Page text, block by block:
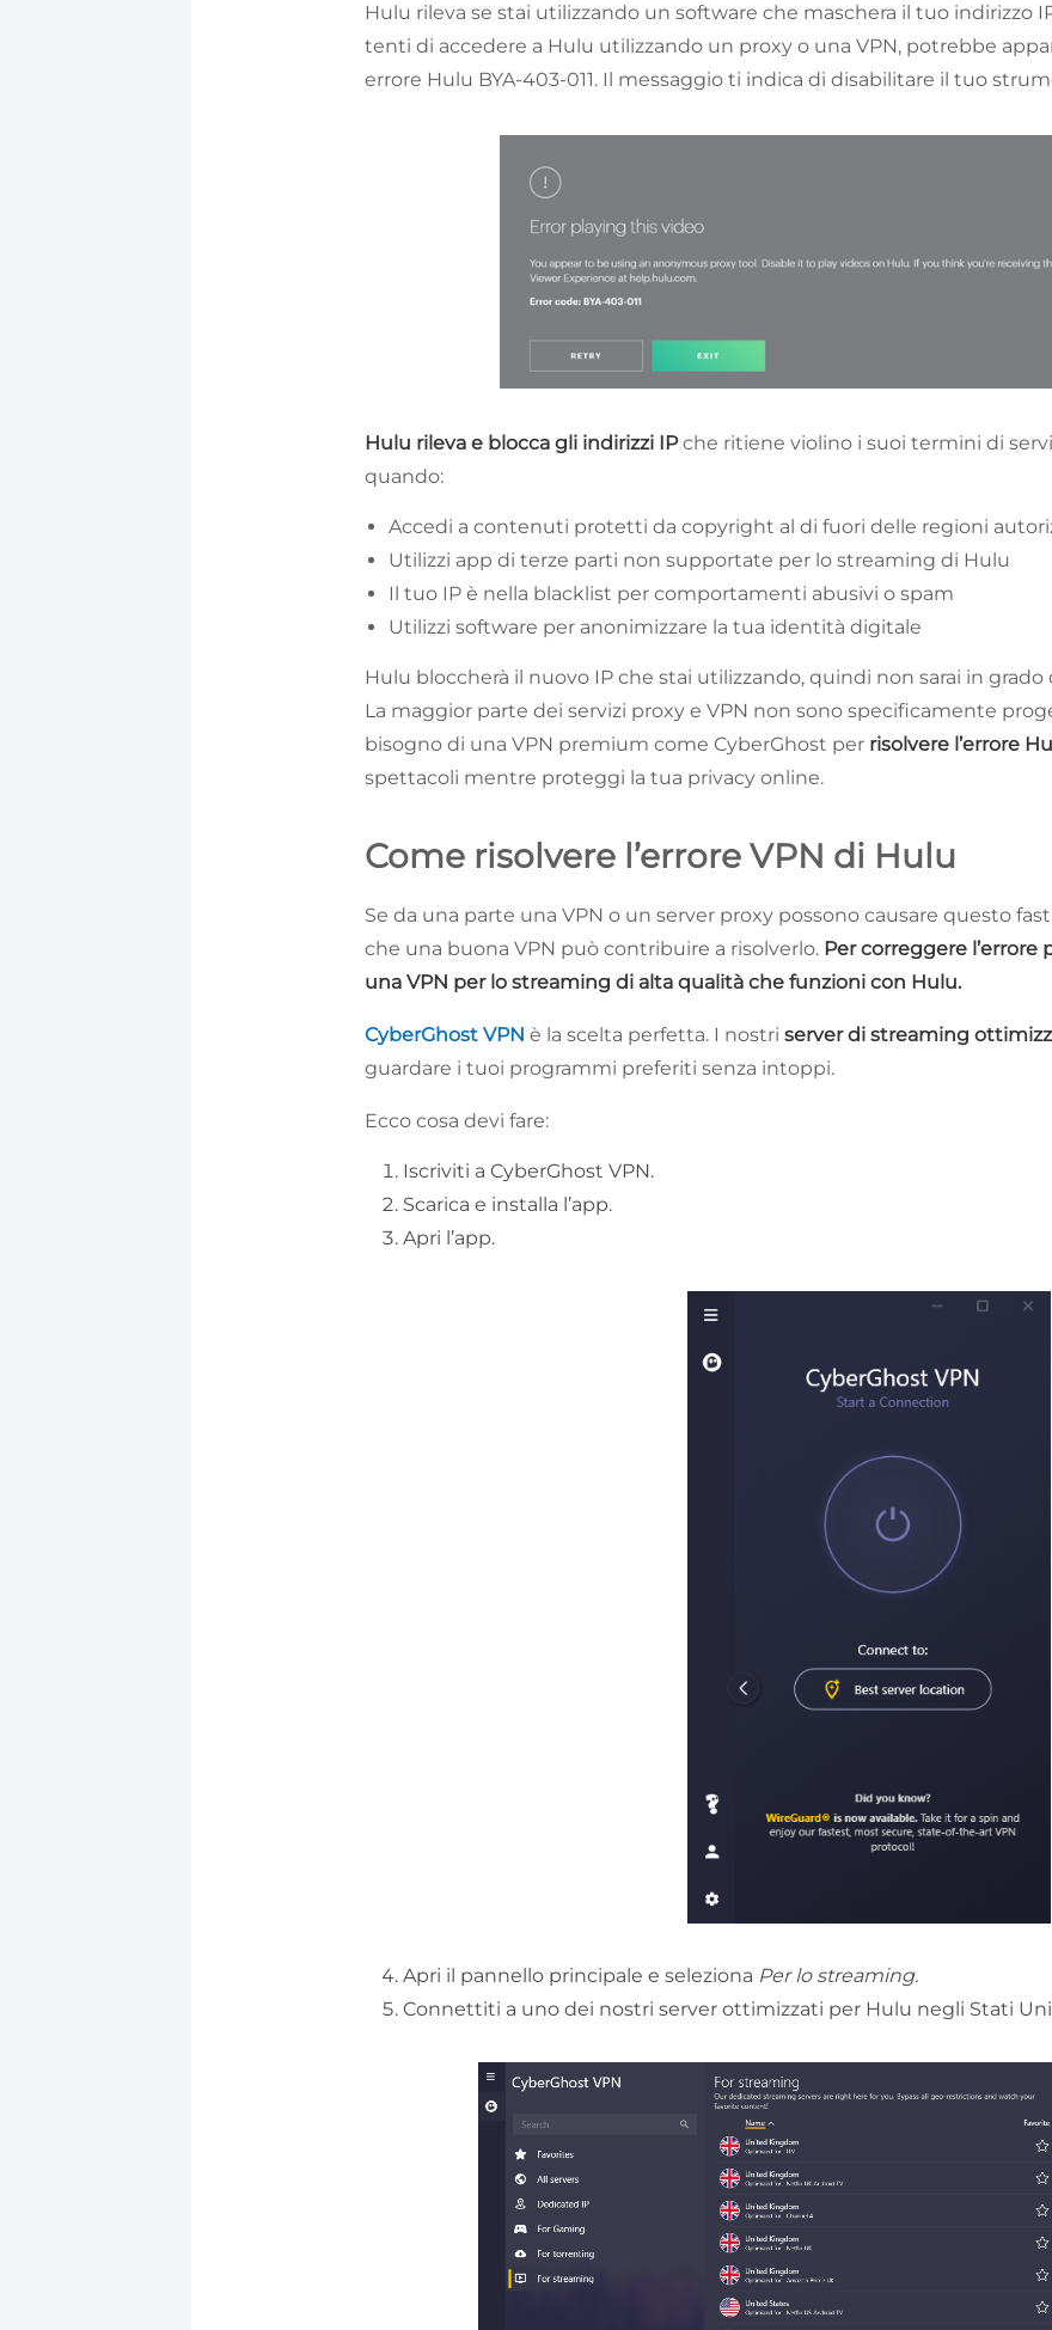
Hulu rileva se stai utilizzando un software che maschera il tuo indirizzo
tenti di accedere a Hulu utilizzando un proxy o una VPN, potrebbe
errore Hulu BYA-403-011. Il messaggio ti indica di disabilitare il tuo
Hulu rileva e blocca gli indirizzi IPche ritiene violino i suoi termini di
quando:
Accedi a contenuti protetti da copyright al di fuori delle regioni
Utilizzi app di terze parti non supportate per lo streaming di Hulu
Il tuo IP è nella blacklist per comportamenti abusivi o spam
Utilizzi software per anonimizzare la tua identità digitale
Hulu bloccherà il nuovo IP che stai utilizzando, quindi non sarai in
La maggior parte dei servizi proxy e VPN non sono specificamente
bisogno di una VPN premium come CyberGhost per risolvere l’errore
spettacoli mentre proteggi la tua privacy online.
Come risolvere l’errore VPN di Hulu
Se da una parte una VPN o un server proxy possono causare questo
che una buona VPN può contribuire a risolverlo. Per correggere l’errore
una VPN per lo streaming di alta qualità che funzioni con Hulu.
CyberGhost VPN è la scelta perfetta. I nostri server di streaming
guardare i tuoi programmi preferiti senza intoppi.
Ecco cosa devi fare:
Iscriviti a CyberGhost VPN.
Scarica e installa l’app.
Apri l’app.
Apri il pannello principale e seleziona Per lo streaming.
Connettiti a uno dei nostri server ottimizzati per Hulu negli Stati